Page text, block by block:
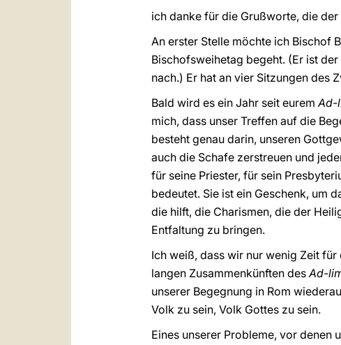
ich danke für die Grußworte, die
An erster Stelle möchte ich Bischof
Bischofsweihetag begeht. (Er ist
nach.) Er hat an vier Sitzungen des
Bald wird es ein Jahr seit euremAd-
mich, dass unser Treffen auf die
besteht genau darin, unseren
auch die Schafe zerstreuen und
für seine Priester, für sein
bedeutet. Sie ist ein Geschenk, um
die hilft, die Charismen, die der
Entfaltung zu bringen.
Ich weiß, dass wir nur wenig Zeit
langen Zusammenkünften desAd-
unserer Begegnung in Rom
Volk zu sein, Volk Gottes zu sein.
Eines unserer Probleme, vor denen